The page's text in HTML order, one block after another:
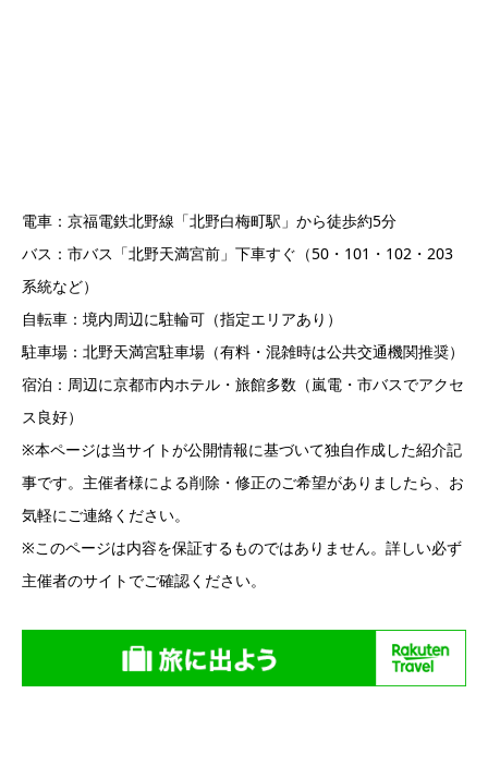
電車：京福電鉄北野線「北野白梅町駅」から徒歩約5分
バス：市バス「北野天満宮前」下車すぐ（50・101・102・203
系統など）
自転車：境内周辺に駐輪可（指定エリアあり）
駐車場：北野天満宮駐車場（有料・混雑時は公共交通機関推奨）
宿泊：周辺に京都市内ホテル・旅館多数（嵐電・市バスでアクセ
ス良好）
※本ページは当サイトが公開情報に基づいて独自作成した紹介記
事です。主催者様による削除・修正のご希望がありましたら、お
気軽にご連絡ください。
※このページは内容を保証するものではありません。詳しい必ず
主催者のサイトでご確認ください。